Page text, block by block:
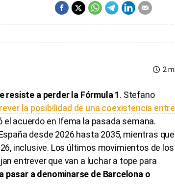
2
resiste a perder la Fórmula 1. Stefano
la posibilidad de una coexistencia entre
el acuerdo en Ifema la pasada semana.
desde 2026 hasta 2035, mientras que
inclusive. Los últimos movimientos de los
entrever que van a luchar a tope para
pasar a denominarse de Barcelona o